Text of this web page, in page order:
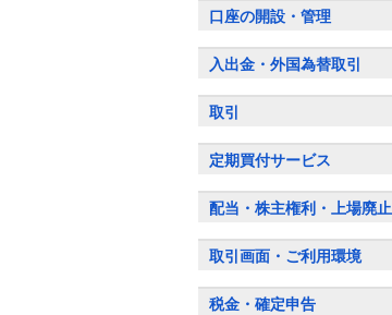
口座の開設・管理
入出金・外国為替取引
取引
定期買付サービス
配当・株主権利・上場廃止
取引画面・ご利用環境
税金・確定申告